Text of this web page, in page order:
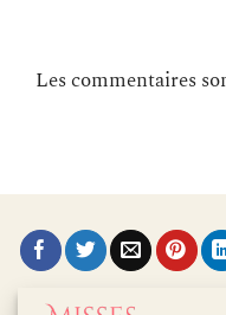
Les commentaires